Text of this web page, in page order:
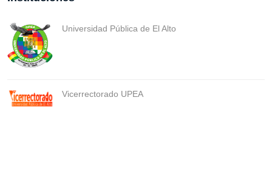
Universidad Pública de El Alto
Vicerrectorado UPEA